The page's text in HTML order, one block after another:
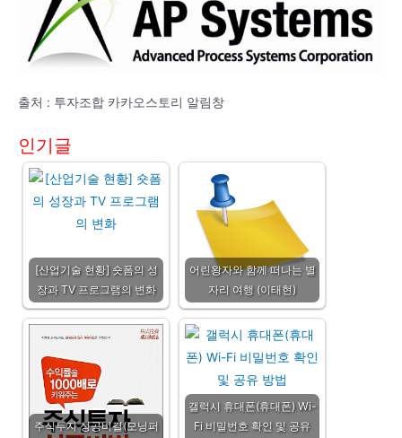
출처 : 투자조합 카카오스토리 알림창
인기글
[산업기술 현황] 숏폼의 성
장과 TV 프로그램의 변화
어린왕자와 함께 떠나는 별
자리 여행 (이태현)
주식투자 성공비결(모닝퍼
갤럭시 휴대폰(휴대폰) Wi-
Fi 비밀번호 확인 및 공유